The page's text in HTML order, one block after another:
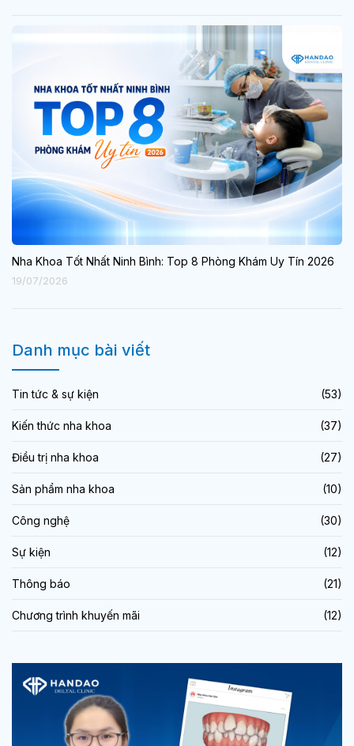
Nha Khoa Tốt Nhất Ninh Bình: Top 8 Phòng Khám Uy Tín 2026
19/07/2026
Danh mục bài viết
Tin tức & sự kiện (53)
Kiến thức nha khoa (37)
Điều trị nha khoa (27)
Sản phẩm nha khoa (10)
Công nghệ (30)
Sự kiện (12)
Thông báo (21)
Chương trình khuyến mãi (12)